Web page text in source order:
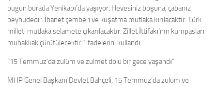
bugün burada Yenikapı’da yaşıyor. Hevesiniz boşuna, çabanız
beyhudedir. İhanet çemberi ve kuşatma mutlaka kırılacaktır. Türk
milleti mutlaka selamete çıkarılacaktır. Zillet İttifakı’nın kumpasları
muhakkak çürütülecektir.” ifadelerini kullandı.
“15 Temmuz’da zulüm ve zulmet dolu bir gece yaşandı”
MHP Genel Başkanı Devlet Bahçeli, 15 Temmuz’da zulüm ve